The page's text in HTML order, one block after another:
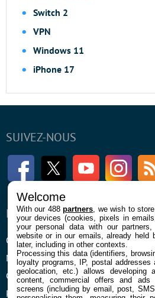
Switch 2
VPN
Windows 11
iPhone 17
SUIVEZ-NOUS
FacebookTwitter Youtube
ENTREPRISE
Qui sommes nous
Mentions légales et CGU
Confidentialité et Cookies
Préférences cookies
À
La
Welcome
With our 488partners , we wish to
your devices (cookies, pixels in
your personal data with our
website or in our emails, already held
later, including in other contexts.
Processing this data (identifiers,
loyalty programs, IP, postal
geolocation, etc.) allows developing
content, commercial offers and
screens (including by email, post,